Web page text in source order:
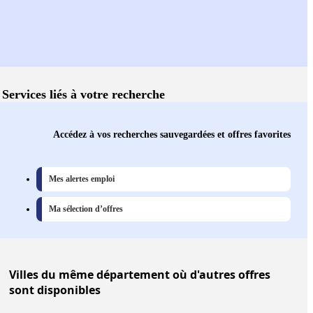
Services liés à votre recherche
Accédez à vos recherches sauvegardées et offres favorites
Mes alertes emploi
Ma sélection d’offres
Villesdu même département où d'autres offres
sont disponibles